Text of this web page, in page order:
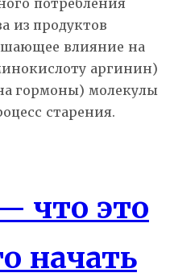
потребления
из продуктов
влияние на
аргинин)
гормоны) молекулы
старения.
что это
начать